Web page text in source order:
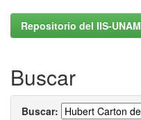
Repositorio del IIS-UNAM
Buscar
Buscar: